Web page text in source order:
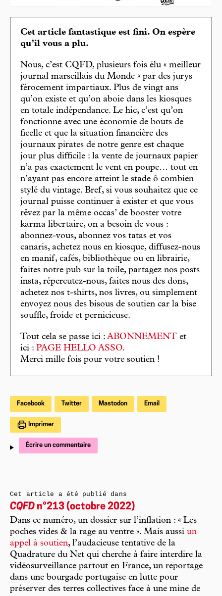
Cet article fantastique est fini. On espère
qu’il vous a plu.
Nous, c’est CQFD, plusieurs fois élu « meilleur
journal marseillais du Monde » par des jurys
férocement impartiaux. Plus de vingt ans
qu’on existe et qu’on aboie dans les kiosques
en totale indépendance. Le hic, c’est qu’on
fonctionne avec une économie de bouts de
ficelle et que la situation financière des
journaux pirates de notre genre est chaque
jour plus difficile : la vente de journaux papier
n’a pas exactement le vent en poupe… tout en
n’ayant pas encore atteint le stade ô combien
stylé du vintage. Bref, si vous souhaitez que ce
journal puisse continuer à exister et que vous
rêvez par la même occas’ de booster votre
karma libertaire, on a besoin de vous :
abonnez-vous, abonnez vos tatas et vos
canaris, achetez nous en kiosque, diffusez-nous
en manif, cafés, bibliothèque ou en librairie,
faites notre pub sur la toile, partagez nos posts
insta, répercutez-nous, faites nous des dons,
achetez nos t-shirts, nos livres, ou simplement
envoyez nous des bisous de soutien car la bise
souffle, froide et pernicieuse.
Tout cela se passe ici : ABONNEMENT et
ici : PAGE HELLO ASSO.
Merci mille fois pour votre soutien !
Facebook Twitter Mastodon Email
Imprimer
Écrire un commentaire
Cet article a été publié dans
CQFD n°213 (octobre 2022)
Dans ce numéro, un dossier sur l’inflation : « Les
poches vides & la rage au ventre ». Mais aussi un
appel à soutien, l’audacieuse tentative de la
Quadrature du Net qui cherche à faire interdire la
vidéosurveillance partout en France, un reportage
dans une bourgade portugaise en lutte pour
préserver des terres collectives face à une mine de